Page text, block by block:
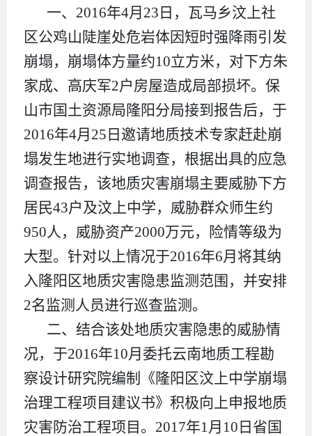
一、 2016年4月 23 日，瓦马乡汶上社
区公鸡山陡崖处危岩体因短时强降雨引发
崩塌，崩塌体方量约10立方米，对下方朱
家成、高庆军2户房屋造成局部损坏。保
山市国土资源局隆阳分局接到报告后，于
2016年4月 25 日邀请地质技术专家赶赴崩
塌发生地进行实地调查，根据出具的应急
调查报告，该地质灾害崩塌主要威胁下方
居民43户及汶上中学，威胁群众师生约
950 人，威胁资产2000万元，险情等级为
大型。针对以上情况于2016年6月将其纳
入隆阳区地质灾害隐患监测范围，并安排
2名监测人员进行巡查监测。
二、结合该处地质灾害隐患的威胁情
况，于2016年10月委托云南地质工程勘
察设计研究院编制《隆阳区汶上中学崩塌
治理工程项目建议书》积极向上申报地质
灾害防治工程项目。 2017年1 月 10 日省国